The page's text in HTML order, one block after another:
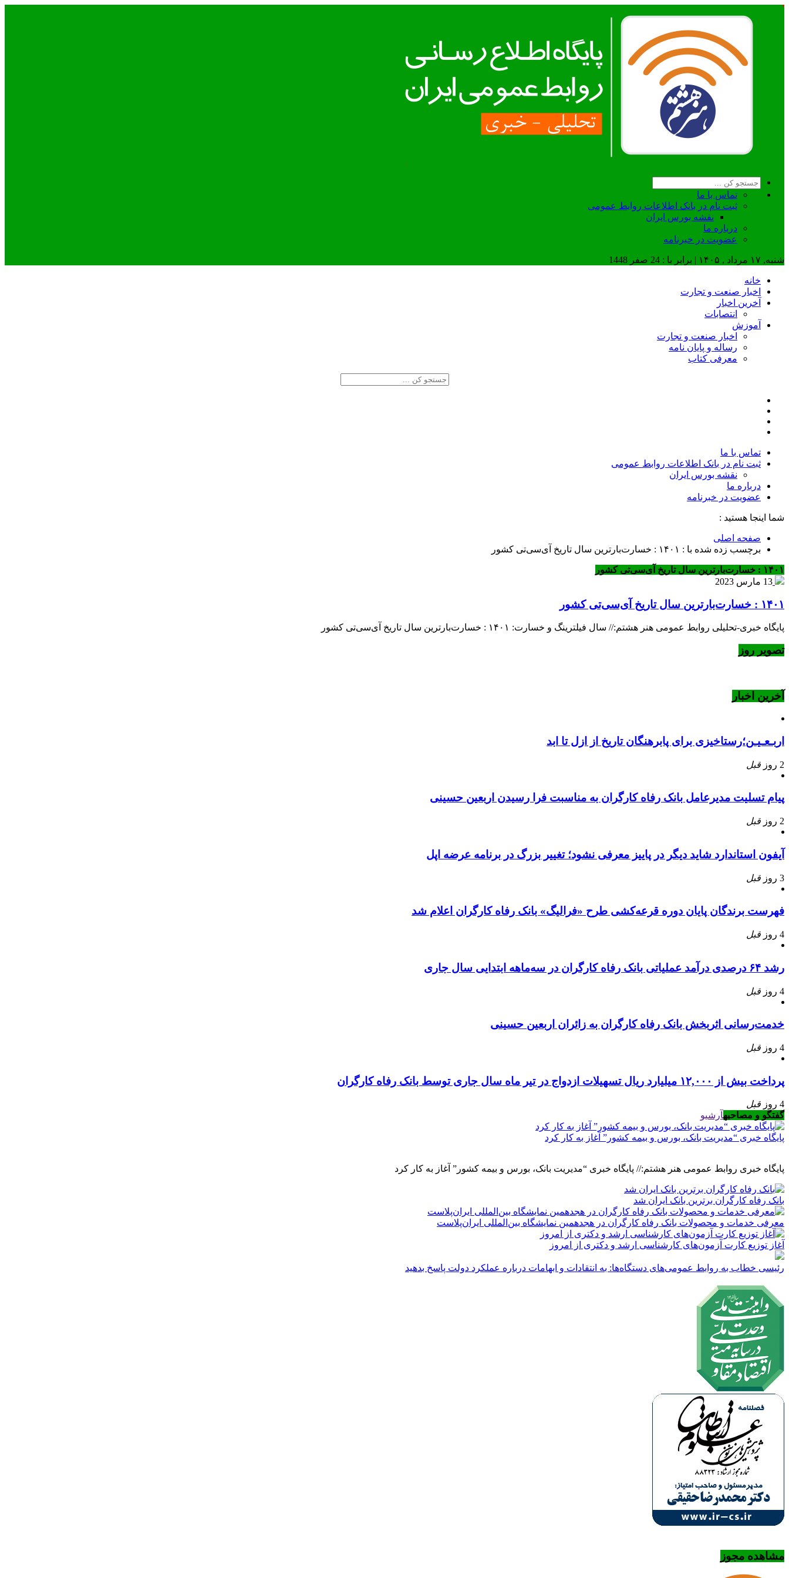
تماس با ما
ثبت نام در بانک اطلاعات روابط عمومی
نقشه بورس ایران
درباره ما
عضويت در خبرنامه
شنبه, ۱۷ مرداد , ۱۴۰۵ | برابر با : 24 صفر 1448
خانه
اخبار صنعت و تجارت
آخرین اخبار
انتصابات
آموزش
اخبار صنعت و تجارت
رساله و پایان نامه
معرفی کتاب
تماس با ما
ثبت نام در بانک اطلاعات روابط عمومی
نقشه بورس ایران
درباره ما
عضويت در خبرنامه
شما اینجا هستید :
صفحه اصلی
برچسب زده شده با : ۱۴۰۱ : خسارت‌بارترین سال تاریخ آی‌سی‌تی کشور
۱۴۰۱ : خسارت‌بارترین سال تاریخ آی‌سی‌تی کشور
13 مارس 2023
۱۴۰۱ : خسارت‌بارترین سال تاریخ آی‌سی‌تی کشور
پایگاه خبری-تحلیلی روابط عمومی هنر هشتم:// سال فیلترینگ و خسارت: ۱۴۰۱ : خسارت‌بارترین سال تاریخ آی‌سی‌تی کشور
تصویر روز
آخرین اخبار
اربـعـیـن؛رستاخیزی برای پابرهنگان تاریخ از ازل تا ابد
2 روز قبل
پیام تسلیت مدیرعامل بانک رفاه کارگران به مناسبت فرا رسیدن اربعین حسینی
2 روز قبل
آیفون استاندارد شاید دیگر در پاییز معرفی نشود؛ تغییر بزرگ در برنامه عرضه اپل
3 روز قبل
فهرست برندگان پایان دوره قرعه‌کشی طرح «فرالیگ» بانک رفاه کارگران اعلام شد
4 روز قبل
رشد ۶۴ درصدی درآمد عملیاتی بانک رفاه کارگران در سه‌ماهه ابتدایی سال جاری
4 روز قبل
خدمت‌رسانی اثربخش بانک رفاه کارگران به زائران اربعین حسینی
4 روز قبل
پرداخت بیش از ۱۲,۰۰۰ میلیارد ریال تسهیلات ازدواج در تیر ماه سال جاری توسط بانک رفاه کارگران
4 روز
قبل
گفتگو و مصاحبهآرشیو
پایگاه خبری “مدیریت بانک، بورس و بیمه کشور” آغاز به کار کرد
پایگاه خبری روابط عمومی هنر هشتم:// پایگاه خبری “مدیریت بانک، بورس و بیمه کشور” آغاز به کار کرد
بانک رفاه کارگران برترین بانک ایران شد
معرفی خدمات و محصولات بانک رفاه کارگران در هجدهمین نمایشگاه بین‌المللی ایران‌پلاست
آغاز توزیع کارت آزمون‌های کارشناسی ارشد و دکتری از امروز
رئیسی خطاب به روابط عمومی‌های دستگاه‌ها: به انتقادات و ابهامات درباره عملکرد دولت پاسخ بدهید
مشاهده مجوز